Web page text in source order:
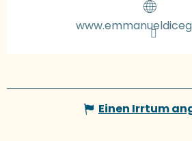
Einen Irrtum